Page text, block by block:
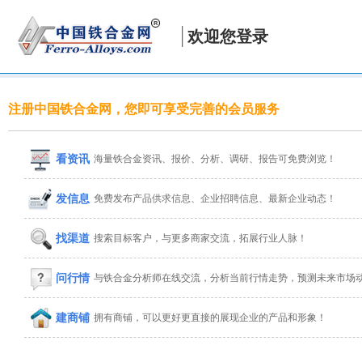
欢迎您登录
注册中国铁合金网，您即可享受完善的会员服务
看资讯 海量铁合金资讯、报价、分析、调研、报告可免费浏览！
发信息 免费发布产品供求信息、企业招聘信息、最新企业动态！
找渠道 搜索目标客户，与更多商家交流，拓展行业人脉！
问行情 与铁合金分析师在线交流，分析当前行情走势，预测未来市场
建商铺 拥有商铺，可以更好更直接的展现企业的产品和形象！